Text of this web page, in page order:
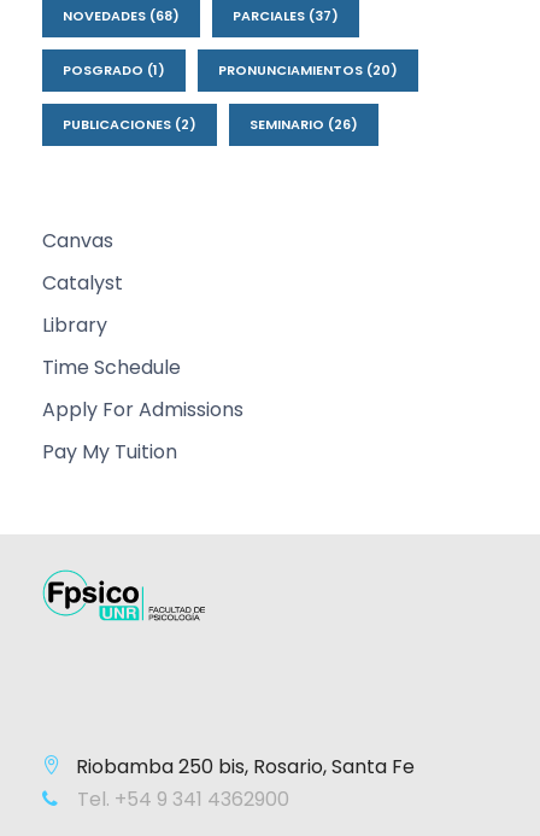
NOVEDADES (68) PARCIALES (37)
POSGRADO (1) PRONUNCIAMIENTOS (20)
PUBLICACIONES (2) SEMINARIO (26)
Canvas
Catalyst
Library
Time Schedule
Apply For Admissions
Pay My Tuition
Riobamba 250 bis, Rosario, Santa Fe
Tel. +54 9 341 4362900